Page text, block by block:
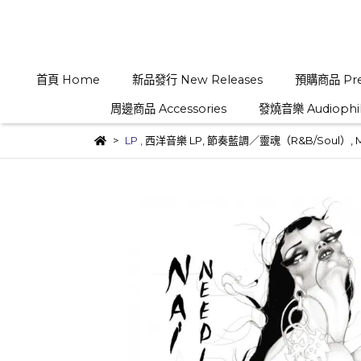
首頁 Home 新品發行 New Releases
預購商品
周邊商品 Accessories
發燒音樂
LP 西洋音樂 LP 節奏藍調／靈魂（R&B/Soul）